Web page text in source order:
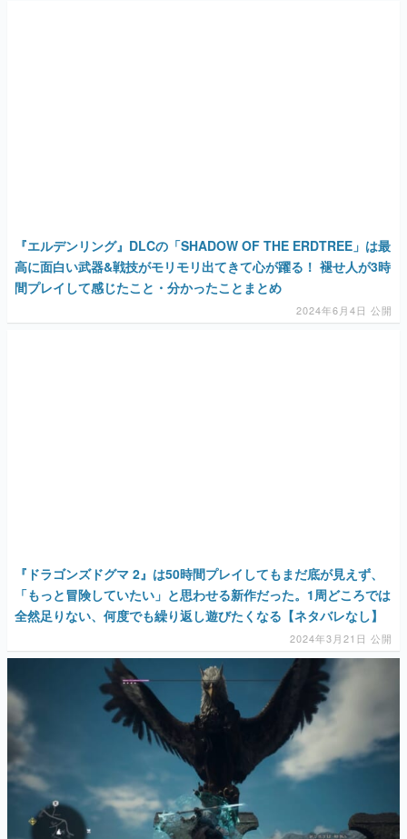
『エルデンリング』DLCの「SHADOW OF THE ERDTREE」は最
高に面白い武器&戦技がモリモリ出てきて心が躍る！ 褪せ人が3時
間プレイして感じたこと・分かったことまとめ
2024年6月4日 公開
『ドラゴンズドグマ 2』は50時間プレイしてもまだ底が見えず、
「もっと冒険していたい」と思わせる新作だった。1周どころでは
全然足りない、何度でも繰り返し遊びたくなる【ネタバレなし】
2024年3月21日 公開